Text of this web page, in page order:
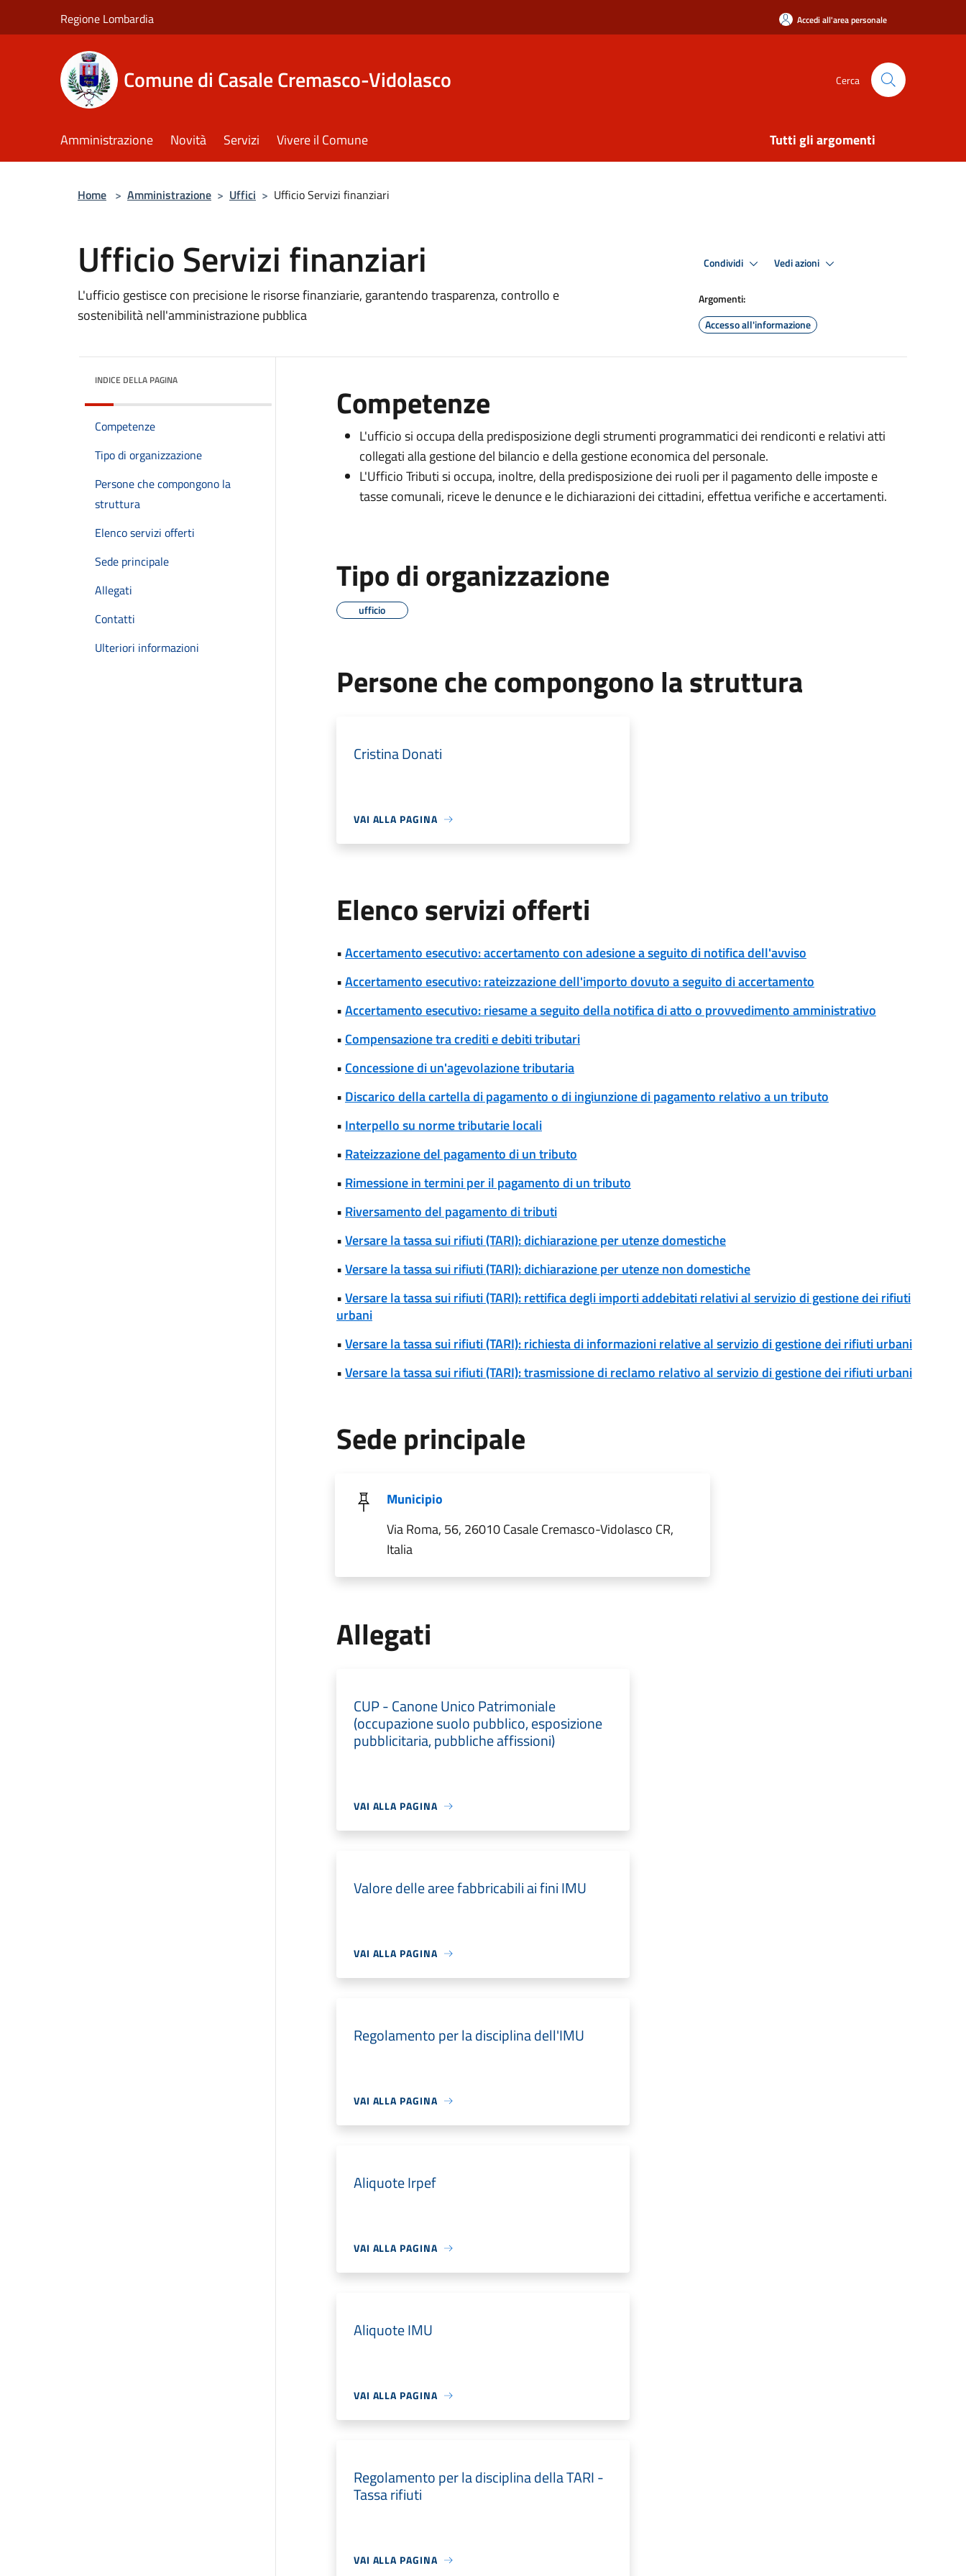
Regione Lombardia Accedi all'area personale
Comune di Casale Cremasco-Vidolasco Cerca
Amministrazione Novità Servizi Vivere il Comune Tutti gli argomenti
Home > Amministrazione > Uffici > Ufficio Servizi finanziari
Ufficio Servizi finanziari
L'ufficio gestisce con precisione le risorse finanziarie, garantendo trasparenza, controllo e
sostenibilità nell'amministrazione pubblica
Condividi Vedi azioni
Argomenti:
Accesso all'informazione
INDICE DELLA PAGINA
Competenze
Tipo di organizzazione
Persone che compongono la
struttura
Elenco servizi offerti
Sede principale
Allegati
Contatti
Ulteriori informazioni
Competenze
L'ufficio si occupa della predisposizione degli strumenti programmatici dei rendiconti e relativi atti
collegati alla gestione del bilancio e della gestione economica del personale.
L'Ufficio Tributi si occupa, inoltre, della predisposizione dei ruoli per il pagamento delle imposte e
tasse comunali, riceve le denunce e le dichiarazioni dei cittadini, effettua verifiche e accertamenti.
Tipo di organizzazione
ufficio
Persone che compongono la struttura
Cristina Donati
VAI ALLA PAGINA
Elenco servizi offerti
•Accertamento esecutivo: accertamento con adesione a seguito di notifica dell'avviso
•Accertamento esecutivo: rateizzazione dell'importo dovuto a seguito di accertamento
•Accertamento esecutivo: riesame a seguito della notifica di atto o provvedimento amministrativo
• Compensazione tra crediti e debiti tributari
• Concessione di un'agevolazione tributaria
• Discarico della cartella di pagamento o di ingiunzione di pagamento relativo a un tributo
• Interpello su norme tributarie locali
• Rateizzazione del pagamento di un tributo
• Rimessione in termini per il pagamento di un tributo
• Riversamento del pagamento di tributi
•Versare la tassa sui rifiuti (TARI): dichiarazione per utenze domestiche
•Versare la tassa sui rifiuti (TARI): dichiarazione per utenze non domestiche
•Versare la tassa sui rifiuti (TARI): rettifica degli importi addebitati relativi al servizio di gestione dei rifiuti
urbani
•Versare la tassa sui rifiuti (TARI): richiesta di informazioni relative al servizio di gestione dei rifiuti urbani
•Versare la tassa sui rifiuti (TARI): trasmissione di reclamo relativo al servizio di gestione dei rifiuti urbani
Sede principale
Municipio
Via Roma, 56, 26010 Casale Cremasco-Vidolasco CR,
Italia
Allegati
CUP - Canone Unico Patrimoniale
(occupazione suolo pubblico, esposizione
pubblicitaria, pubbliche affissioni)
VAI ALLA PAGINA
Valore delle aree fabbricabili ai fini IMU
VAI ALLA PAGINA
Regolamento per la disciplina dell'IMU
VAI ALLA PAGINA
Aliquote Irpef
VAI ALLA PAGINA
Aliquote IMU
VAI ALLA PAGINA
Regolamento per la disciplina della TARI -
Tassa rifiuti
VAI ALLA PAGINA